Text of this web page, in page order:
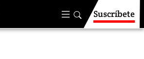
Suscríbete